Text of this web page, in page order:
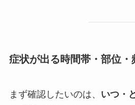
症状が出る時間帯・部位・
まず確認したいのは、 いつ・